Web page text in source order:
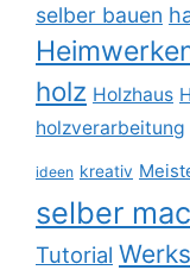
selber bauen
holz Holzhaus
holzverarbeitung
ideen kreativ
selber
Tutorial